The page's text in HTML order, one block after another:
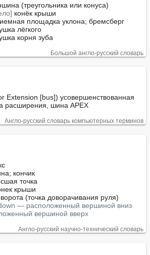
(треугольника или конуса)
конёк крыши
площадка уклона; бремсберг
лёгкого
корня зуба
Большой англо-русский словарь
Extension [bus]) усовершенствованная
расширения, шина APEX
Англо-русский словарь компьютерных терминов
кончик
точка
крыши
(точка доворачивания руля)
— расположенный вершиной вниз
вершиной вверх
Англо-русский научно-технический словарь